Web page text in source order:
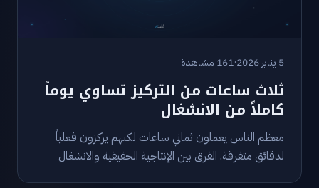
5 يناير 2026 ·161 مشاهدة
ثلاث ساعات من التركيز تساوي يوماً
كاملاً من الانشغال
معظم الناس يعملون ثماني ساعات لكنهم يركزون فعلياً
لدقائق متفرقة. الفرق بين الإنتاجية الحقيقية والانشغال